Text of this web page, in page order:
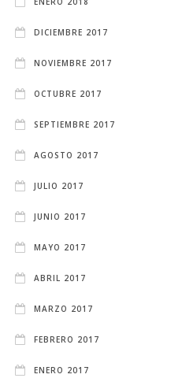
DICIEMBRE 2017
NOVIEMBRE 2017
OCTUBRE 2017
SEPTIEMBRE 2017
AGOSTO 2017
JULIO 2017
JUNIO 2017
MAYO 2017
ABRIL 2017
MARZO 2017
FEBRERO 2017
ENERO 2017